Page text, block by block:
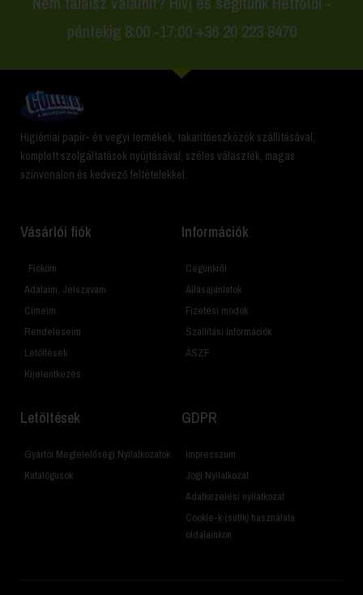
péntekig 8:00 -17:00 +36 20 223 8470
Higiéniai papír- és vegyi termékek, takarítóeszközök szállításával,
komplett szolgáltatások nyújtásával, széles választék, magas
színvonalon és kedvező feltételekkel.
Vásárlói fiók
Fiókom
Adataim, Jelszavam
Címeim
Rendeléseim
Letöltések
Kijelentkezés
Információk
Cégünkről
Állásajánlatok
Fizetési módok
Szállítási Információk
ÁSZF
Letöltések
Gyártói Megfelelőségi Nyilatkozatok
Katalógusok
GDPR
Impresszum
Jogi Nyilatkozat
Adatkezelési nyilatkozat
Cookie-k (sütik) használata
oldalainkon